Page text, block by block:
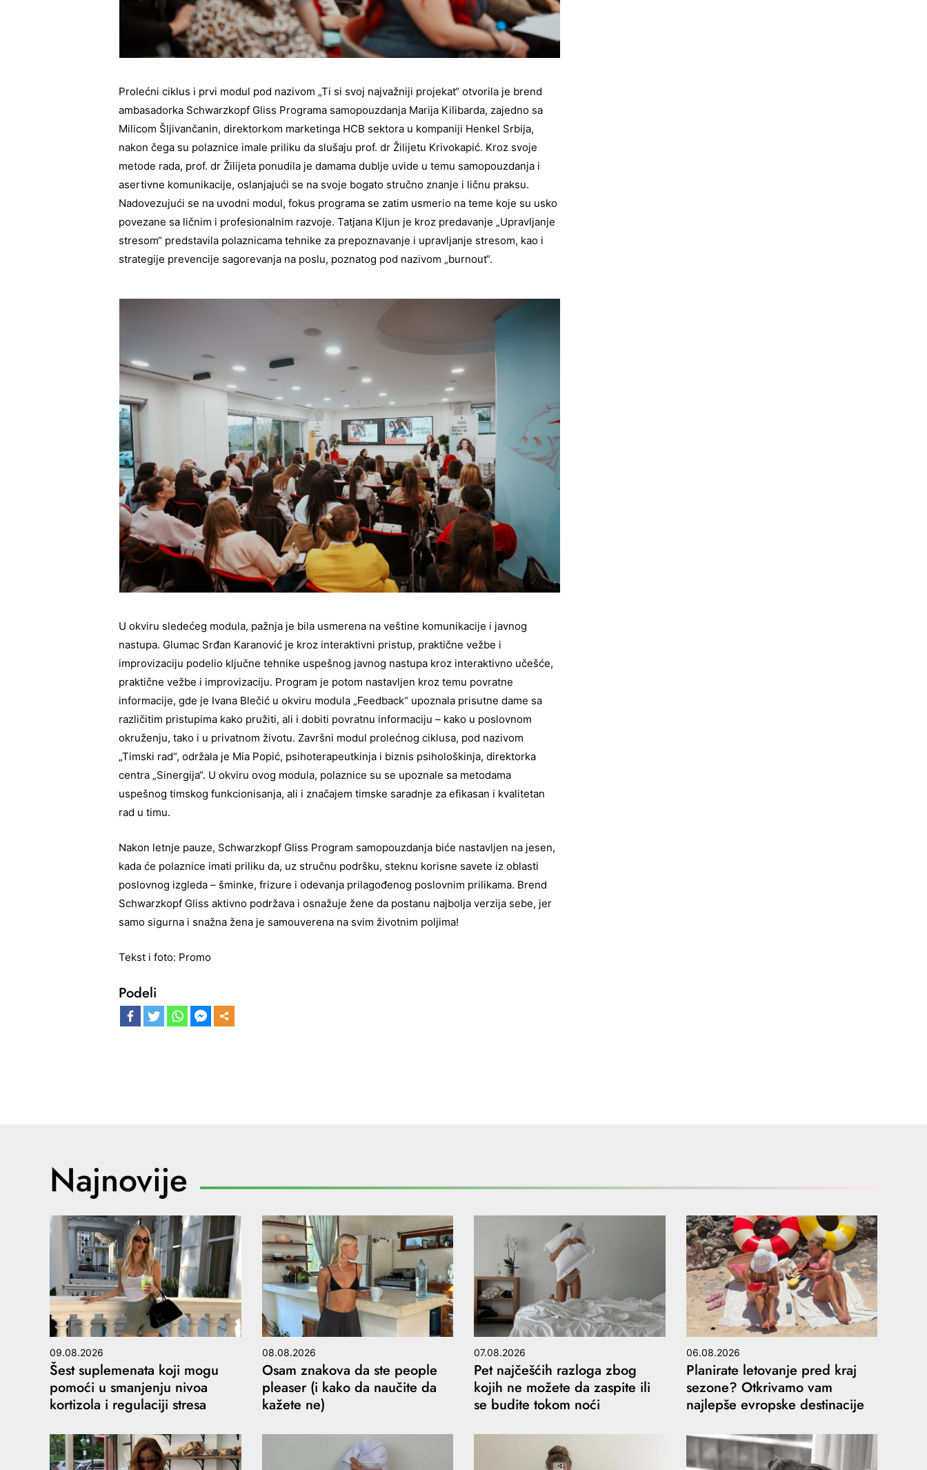
Prolećni ciklus i prvi modul pod nazivom „Ti si svoj najvažniji projekat“ otvorila je brend
ambasadorka Schwarzkopf Gliss Programa samopouzdanja Marija Kilibarda, zajedno sa
Milicom Šljivančanin, direktorkom marketinga HCB sektora u kompaniji Henkel Srbija,
nakon čega su polaznice imale priliku da slušaju prof. dr Žilijetu Krivokapić. Kroz svoje
metode rada, prof. dr Žilijeta ponudila je damama dublje uvide u temu samopouzdanja i
asertivne komunikacije, oslanjajući se na svoje bogato stručno znanje i ličnu praksu.
Nadovezujući se na uvodni modul, fokus programa se zatim usmerio na teme koje su usko
povezane sa ličnim i profesionalnim razvoje. Tatjana Kljun je kroz predavanje „Upravljanje
stresom“ predstavila polaznicama tehnike za prepoznavanje i upravljanje stresom, kao i
strategije prevencije sagorevanja na poslu, poznatog pod nazivom „burnout“.
U okviru sledećeg modula, pažnja je bila usmerena na veštine komunikacije i javnog
nastupa. Glumac Srđan Karanović je kroz interaktivni pristup, praktične vežbe i
improvizaciju podelio ključne tehnike uspešnog javnog nastupa kroz interaktivno učešće,
praktične vežbe i improvizaciju. Program je potom nastavljen kroz temu povratne
informacije, gde je Ivana Blečić u okviru modula „Feedback“ upoznala prisutne dame sa
različitim pristupima kako pružiti, ali i dobiti povratnu informaciju – kako u poslovnom
okruženju, tako i u privatnom životu. Završni modul prolećnog ciklusa, pod nazivom
„Timski rad“, održala je Mia Popić, psihoterapeutkinja i biznis psihološkinja, direktorka
centra „Sinergija“. U okviru ovog modula, polaznice su se upoznale sa metodama
uspešnog timskog funkcionisanja, ali i značajem timske saradnje za efikasan i kvalitetan
rad u timu.
Nakon letnje pauze, Schwarzkopf Gliss Program samopouzdanja biće nastavljen na jesen,
kada će polaznice imati priliku da, uz stručnu podršku, steknu korisne savete iz oblasti
poslovnog izgleda – šminke, frizure i odevanja prilagođenog poslovnim prilikama. Brend
Schwarzkopf Gliss aktivno podržava i osnažuje žene da postanu najbolja verzija sebe, jer
samo sigurna i snažna žena je samouverena na svim životnim poljima!
Tekst i foto: Promo
Podeli
Najnovije
09.08.2026
Šest suplemenata koji mogu
pomoći u smanjenju nivoa
kortizola i regulaciji stresa
08.08.2026
Osam znakova da ste people
pleaser (i kako da naučite da
kažete ne)
07.08.2026
Pet najčešćih razloga zbog
kojih ne možete da zaspite ili
se budite tokom noći
06.08.2026
Planirate letovanje pred kraj
sezone? Otkrivamo vam
najlepše evropske destinacije